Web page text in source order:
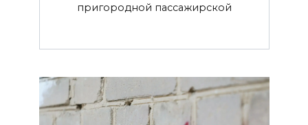
пригородной пассажирской